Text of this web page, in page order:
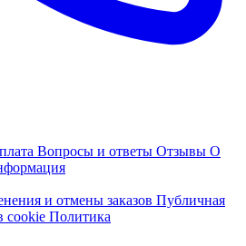
Вопросы и ответы Отзывы О
и отмены заказов Публичная
cookie Политика